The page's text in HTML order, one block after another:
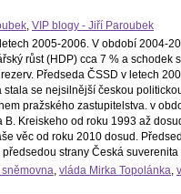
, VIP blogy - Jiří Paroubek
2005-2006. V období 2004-
růst (HDP) cca 7 % a
Předseda ČSSD v letech
se nejsilnější českou
pražského zastupitelstva. v
B. Kreiskeho od roku 1993 až
věc od roku 2010 dosud.
strany Česká
, vláda Mirka Topolánka,